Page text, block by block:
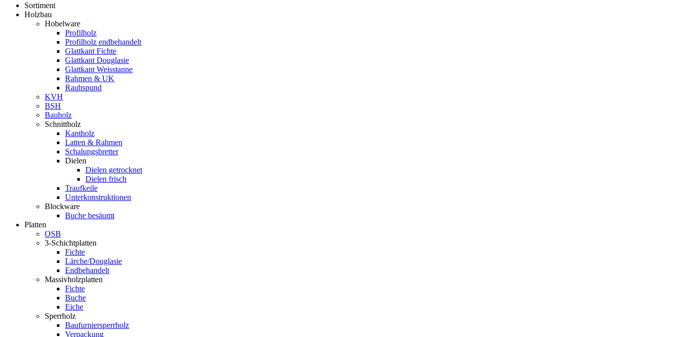
Sortiment
Holzbau
Hobelware
Profilholz
Profilholz endbehandelt
Glattkant Fichte
Glattkant Douglasie
Glattkant Weisstanne
Rahmen & UK
Rauhspund
KVH
BSH
Bauholz
Schnittholz
Kantholz
Latten & Rahmen
Schalungsbretter
Dielen
Dielen getrocknet
Dielen frisch
Traufkeile
Unterkonstruktionen
Blockware
Buche besäumt
Platten
OSB
3-Schichtplatten
Fichte
Lärche/Douglasie
Endbehandelt
Massivholzplatten
Fichte
Buche
Eiche
Sperrholz
Baufurniersperrholz
Verpackung